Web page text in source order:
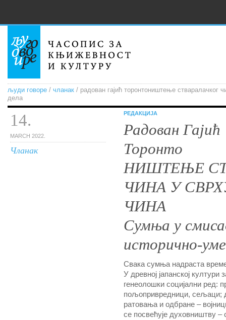
људи говоре / чланак / радован гајић торонтоништење стваралачког
дела
14.
MARCH 2022.
Чланак
РЕДАКЦИЈА
Радован Гајић
Торонто
НИШТЕЊЕ
ЧИНА У
ЧИНА
Сумња у
исторично-
Свака сумња надраста
У древној јапанској култури
генеолошки социјални ред:
пољопривредници, сељаци;
ратовања и одбране –
се посвећује духовништву